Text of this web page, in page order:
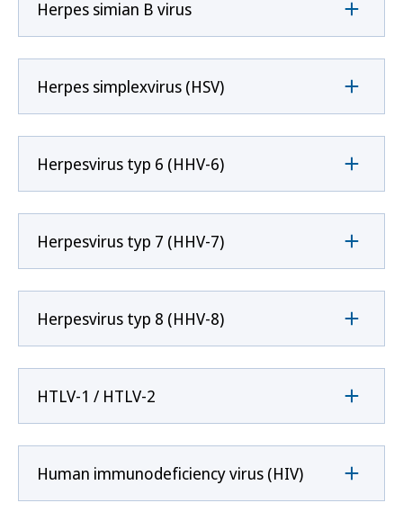
Herpes simian B virus
Herpes simplexvirus (HSV)
Herpesvirus typ 6 (HHV-6)
Herpesvirus typ 7 (HHV-7)
Herpesvirus typ 8 (HHV-8)
HTLV-1 / HTLV-2
Human immunodeficiency virus (HIV)